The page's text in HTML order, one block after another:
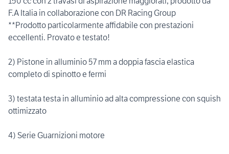
F.A Italia in collaborazione con DR Racing Group
**Prodotto particolarmente affidabile con prestazioni
eccellenti. Provato e testato!
2) Pistone in alluminio 57 mm a doppia fascia elastica
completo di spinotto e fermi
3) testata testa in alluminio ad alta compressione con squish
ottimizzato
4) Serie Guarnizioni motore